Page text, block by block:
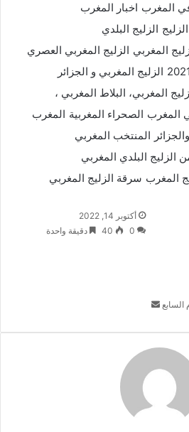
في المغرب اخبار المغرب
الزليج الزليج البلدي
المغربي الزليج المغربي العصري
الزليج المغربي و الجزائر
المغربي، البلاط المغربي ،
المغرب الصحراء المغربية المغرب
المنتخب المغربي
الزليج البلدي المغربي
المغرب سرقة الزليج المغربي
السابع
أرسل
بريدا
أكتوبر 14, 2022
0
40 دقيقة واحدة